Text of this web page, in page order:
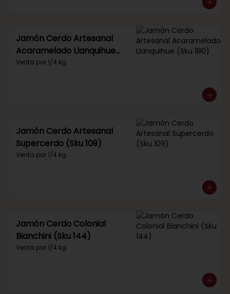
Jamón Cerdo Artesanal
Acaramelado Llanquihue
(Sku 180)
Venta por 1/4 kg.
Jamón Cerdo Artesanal
Supercerdo (Sku 109)
Venta por 1/4 kg.
Jamón Cerdo Colonial
Bianchini (Sku 144)
Venta por 1/4 kg.